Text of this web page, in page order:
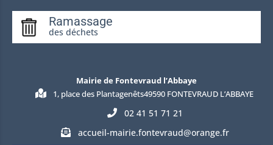
Ramassage
des déchets
Mairie de Fontevraud l’Abbaye
1, place des Plantagenêts49590 FONTEVRAUD L’ABBAYE
02 41 51 71 21
accueil-mairie.fontevraud@orange.fr